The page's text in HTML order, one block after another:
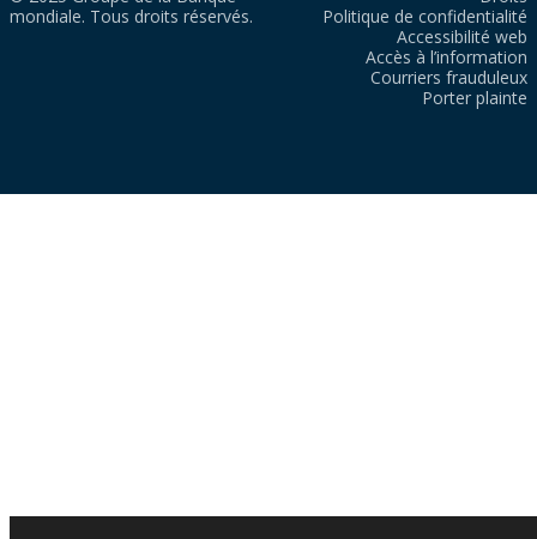
mondiale. Tous droits réservés.
Politique de confidentialité
Accessibilité web
Accès à l’information
Courriers frauduleux
Porter plainte